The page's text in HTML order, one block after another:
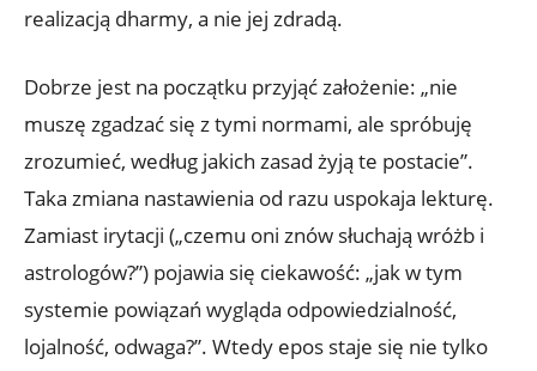
realizacją dharmy, a nie jej zdradą.
Dobrze jest na początku przyjąć założenie: „nie
muszę zgadzać się z tymi normami, ale spróbuję
zrozumieć, według jakich zasad żyją te postacie”.
Taka zmiana nastawienia od razu uspokaja lekturę.
Zamiast irytacji („czemu oni znów słuchają wróżb i
astrologów?”) pojawia się ciekawość: „jak w tym
systemie powiązań wygląda odpowiedzialność,
lojalność, odwaga?”. Wtedy epos staje się nie tylko